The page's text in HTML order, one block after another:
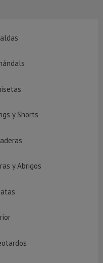
y Shorts
y Abrigos